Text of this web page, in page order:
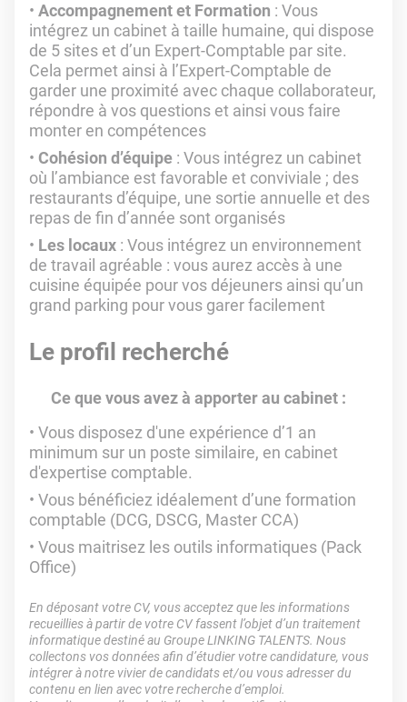
Accompagnement et Formation : Vous
intégrez un cabinet à taille humaine, qui dispose
de 5 sites et d’un Expert-Comptable par site.
Cela permet ainsi à l’Expert-Comptable de
garder une proximité avec chaque collaborateur,
répondre à vos questions et ainsi vous faire
monter en compétences
Cohésion d’équipe : Vous intégrez un cabinet
où l’ambiance est favorable et conviviale ; des
restaurants d’équipe, une sortie annuelle et des
repas de fin d’année sont organisés
Les locaux : Vous intégrez un environnement
de travail agréable : vous aurez accès à une
cuisine équipée pour vos déjeuners ainsi qu’un
grand parking pour vous garer facilement
Le profil recherché
Ce que vous avez à apporter au cabinet :
Vous disposez d'une expérience d’1 an
minimum sur un poste similaire, en cabinet
d'expertise comptable.
Vous bénéficiez idéalement d’une formation
comptable (DCG, DSCG, Master CCA)
Vous maitrisez les outils informatiques (Pack
Office)
En déposant votre CV, vous acceptez que les informations
recueillies à partir de votre CV fassent l’objet d’un traitement
informatique destiné au Groupe LINKING TALENTS. Nous
collectons vos données afin d’étudier votre candidature, vous
intégrer à notre vivier de candidats et/ou vous adresser du
contenu en lien avec votre recherche d’emploi.